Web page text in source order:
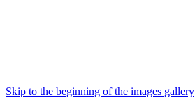
Skip to the beginning of the images gallery